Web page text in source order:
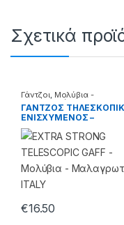
Σχετικά
Γάντζοι, Μολύβια -
Μαλαγρωτές
ΓΑΝΤΖΟΣ
ΕΝΙΣΧΥΜΕΝΟΣ –
33.30.01.148
€16.50